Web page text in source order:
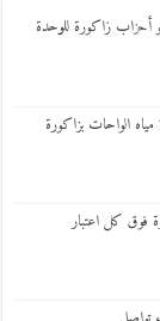
أحزاب زاكورة للوحدة
الواحات بزاكورة
فوق كل اعتبار